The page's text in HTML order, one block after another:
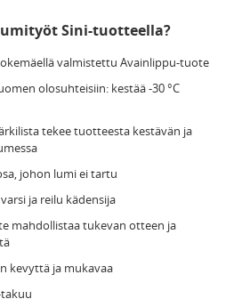
Sini-tuotteella?
valmistettu Avainlippu-tuote
olosuhteisiin: kestää -30 °C
tekee tuotteesta kestävän ja
johon lumi ei tartu
ja reilu kädensija
mahdollistaa tukevan otteen ja
kevyttä ja mukavaa